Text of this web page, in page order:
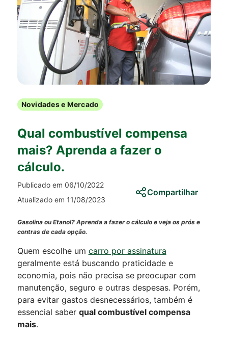
Novidades e Mercado
Qual combustível compensa
mais? Aprenda a fazer o
cálculo.
Publicado em 06/10/2022
Atualizado em 11/08/2023
Compartilhar
Gasolina ou Etanol? Aprenda a fazer o cálculo e veja os prós e
contras de cada opção.
Quem escolhe um carro por assinatura
geralmente está buscando praticidade e
economia, pois não precisa se preocupar com
manutenção, seguro e outras despesas. Porém,
para evitar gastos desnecessários, também é
essencial saber qual combustível compensa
mais.